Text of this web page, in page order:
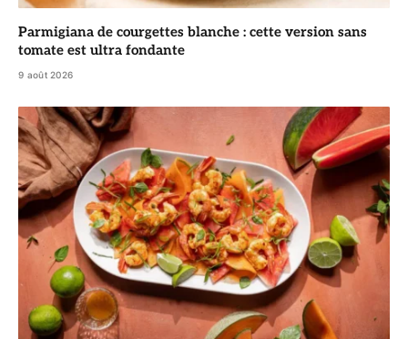
Parmigiana de courgettes blanche : cette version sans
tomate est ultra fondante
9 août 2026